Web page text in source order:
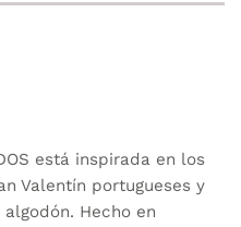
está inspirada en los
Valentín portugueses y
Hecho en